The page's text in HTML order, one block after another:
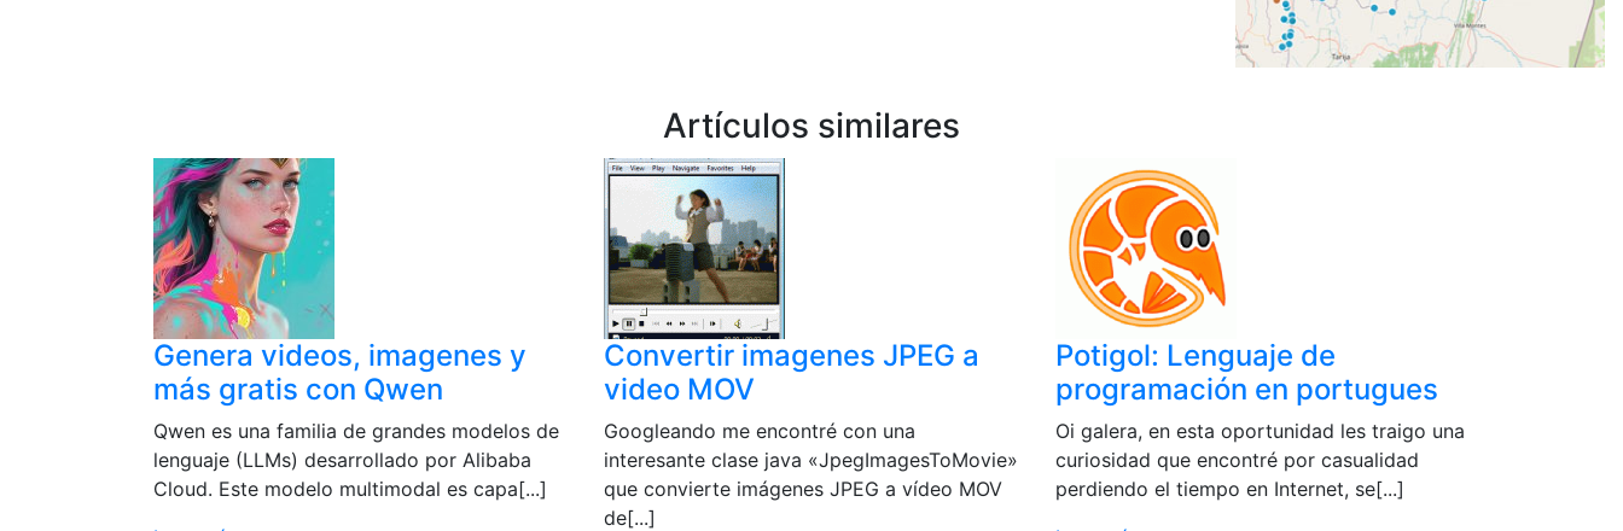
Artículos similares
Genera videos, imagenes y
más gratis con Qwen
Qwen es una familia de grandes modelos de
lenguaje (LLMs) desarrollado por Alibaba
Cloud. Este modelo multimodal es capa[...]
Convertir imagenes JPEG a
video MOV
Googleando me encontré con una
interesante clase java «JpegImagesToMovie»
que convierte imágenes JPEG a vídeo MOV
de[...]
Potigol: Lenguaje de
programación en portugues
Oi galera, en esta oportunidad les traigo una
curiosidad que encontré por casualidad
perdiendo el tiempo en Internet, se[...]